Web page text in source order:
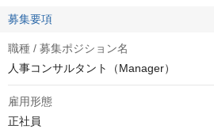
募集要項
職種 / 募集ポジション名
人事コンサルタント（Manager）
雇用形態
正社員